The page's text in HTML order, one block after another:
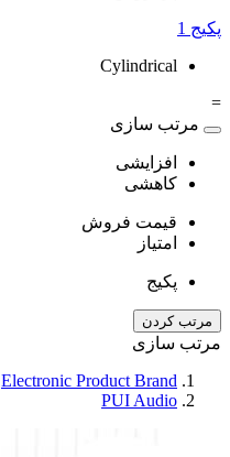
پکیج 1
Cylindrical
=
مرتب سازی
افزایشی
کاهشی
قیمت فروش
امتیاز
پکیج
مرتب کردن
مرتب سازی
Electronic Product Brand
PUI Audio